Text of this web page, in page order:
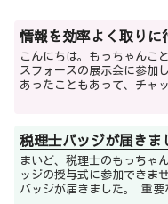
情報を効率よく取りに
こんにちは。もっちゃんこと元山です。 さて
スフォースの展示会に参加してきました。
あったこともあって、チャ
税理士バッジが届きま
まいど、税理士のもっちゃんです。 先日、体調不
ッジの授与式に参加できま
バッジが届きました。 重要なものだから小包か何かで来るのかなと